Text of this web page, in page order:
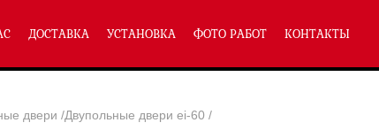
ДОСТАВКА УСТАНОВКА ФОТО РАБОТ КОНТАКТЫ
двери /Двупольные двери ei-60 /